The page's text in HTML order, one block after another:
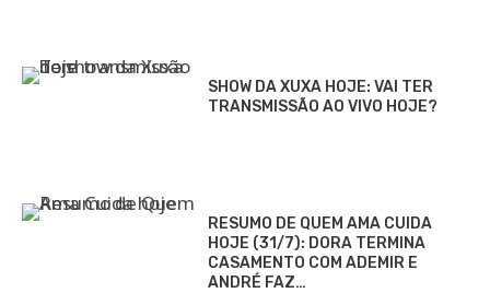
SHOW DA XUXA HOJE: VAI TER
TRANSMISSÃO AO VIVO HOJE?
RESUMO DE QUEM AMA CUIDA
HOJE (31/7): DORA TERMINA
CASAMENTO COM ADEMIR E
ANDRÉ FAZ…